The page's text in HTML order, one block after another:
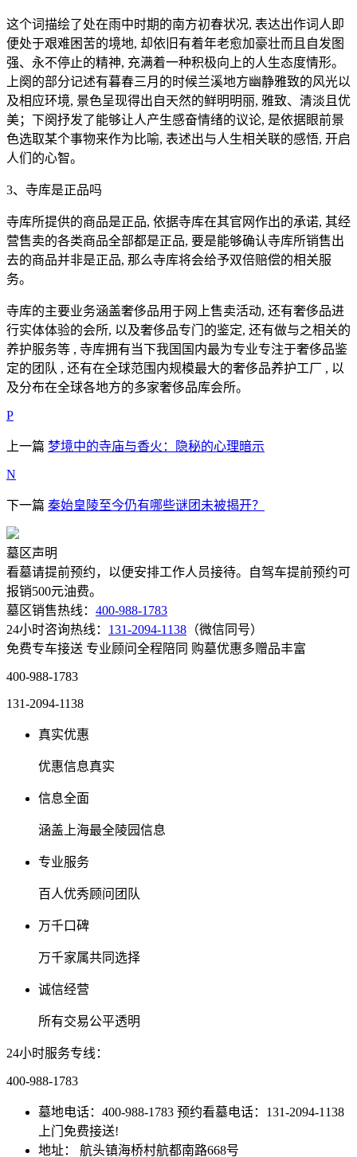
这个词描绘了处在雨中时期的南方初春状况, 表达出作词人即
便处于艰难困苦的境地, 却依旧有着年老愈加豪壮而且自发图
强、永不停止的精神, 充满着一种积极向上的人生态度情形。
上阕的部分记述有暮春三月的时候兰溪地方幽静雅致的风光以
及相应环境, 景色呈现得出自天然的鲜明明丽, 雅致、清淡且优
美；下阕抒发了能够让人产生感奋情绪的议论, 是依据眼前景
色选取某个事物来作为比喻, 表述出与人生相关联的感悟, 开启
人们的心智。
3、寺库是正品吗
寺库所提供的商品是正品, 依据寺库在其官网作出的承诺, 其经
营售卖的各类商品全部都是正品, 要是能够确认寺库所销售出
去的商品并非是正品, 那么寺库将会给予双倍赔偿的相关服
务。
寺库的主要业务涵盖奢侈品用于网上售卖活动, 还有奢侈品进
行实体体验的会所, 以及奢侈品专门的鉴定, 还有做与之相关的
养护服务等 , 寺库拥有当下我国国内最为专业专注于奢侈品鉴
定的团队 , 还有在全球范围内规模最大的奢侈品养护工厂 , 以
及分布在全球各地方的多家奢侈品库会所。
P
上一篇 梦境中的寺庙与香火：隐秘的心理暗示
N
下一篇 秦始皇陵至今仍有哪些谜团未被揭开？
墓区声明
看墓请提前预约，以便安排工作人员接待。自驾车提前预约可
报销500元油费。
墓区销售热线： 400-988-1783
24小时咨询热线： 131-2094-1138 （微信同号）
免费专车接送 专业顾问全程陪同 购墓优惠多赠品丰富
400-988-1783
131-2094-1138
真实优惠
优惠信息真实
信息全面
涵盖上海最全陵园信息
专业服务
百人优秀顾问团队
万千口碑
万千家属共同选择
诚信经营
所有交易公平透明
24小时服务专线：
400-988-1783
墓地电话：400-988-1783 预约看墓电话：131-2094-1138
上门免费接送!
地址： 航头镇海桥村航都南路668号